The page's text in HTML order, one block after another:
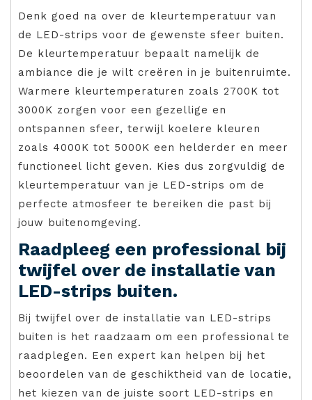
Denk goed na over de kleurtemperatuur van
de LED-strips voor de gewenste sfeer buiten.
De kleurtemperatuur bepaalt namelijk de
ambiance die je wilt creëren in je buitenruimte.
Warmere kleurtemperaturen zoals 2700K tot
3000K zorgen voor een gezellige en
ontspannen sfeer, terwijl koelere kleuren
zoals 4000K tot 5000K een helderder en meer
functioneel licht geven. Kies dus zorgvuldig de
kleurtemperatuur van je LED-strips om de
perfecte atmosfeer te bereiken die past bij
jouw buitenomgeving.
Raadpleeg een professional bij
twijfel over de installatie van
LED-strips buiten.
Bij twijfel over de installatie van LED-strips
buiten is het raadzaam om een professional te
raadplegen. Een expert kan helpen bij het
beoordelen van de geschiktheid van de locatie,
het kiezen van de juiste soort LED-strips en